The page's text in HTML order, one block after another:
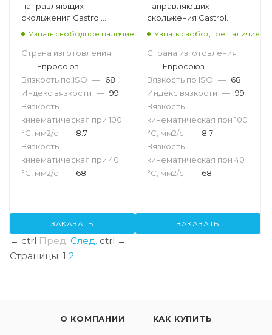
направляющих
скольжения Castrol
Magna SW D 68, 208л
Узнать свободное наличие
Страна изготовления
— Евросоюз
Вязкость по ISO — 68
Индекс вязкости — 99
Вязкость
кинематическая при 100
°С, мм2/с — 8.7
Вязкость
кинематическая при 40
°С, мм2/с — 68
ЗАКАЗАТЬ
направляющих
скольжения Castrol
Magna SW D 68, 20л
Узнать свободное наличие
Страна изготовления
— Евросоюз
Вязкость по ISO — 68
Индекс вязкости — 99
Вязкость
кинематическая при 100
°С, мм2/с — 8.7
Вязкость
кинематическая при 40
°С, мм2/с — 68
ЗАКАЗАТЬ
← ctrl Пред. След. ctrl →
Страницы: 1 2
О КОМПАНИИ КАК КУПИТЬ